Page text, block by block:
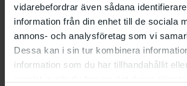
vidarebefordrar även sådana
information från din enhet till de sociala
annons- och analysföretag som vi
Dessa kan i sin tur kombinera
information som du har tillhandahållit
Teckningar som lämnar
väggarna
Maria Lindberg är kanske mest
teckningen, den konstnärliga teknik som
återkommit till och genom åren